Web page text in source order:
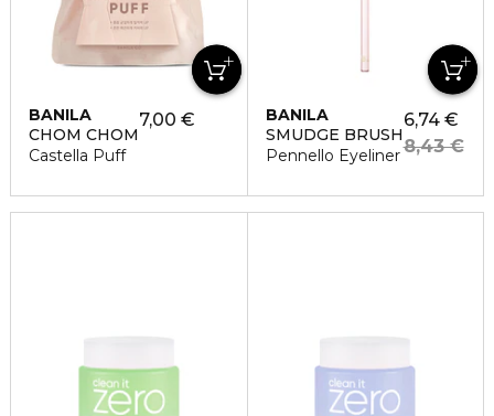
BANILA
CHOM CHOM
Castella Puff
7,00 €
BANILA
SMUDGE BRUSH
Pennello Eyeliner
6,74 €
8,43 €